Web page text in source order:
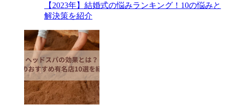
【2023年】結婚式の悩みランキング！10の悩みと
解決策を紹介